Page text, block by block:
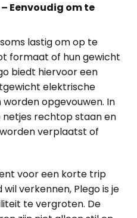
Eenvoudig om te
lastig om op te
formaat of hun gewicht
biedt hiervoor een
elektrische
opgevouwen. In
netjes rechtop staan en
verplaatst of
voor een korte trip
verkennen, Plego is je
te vergroten. De